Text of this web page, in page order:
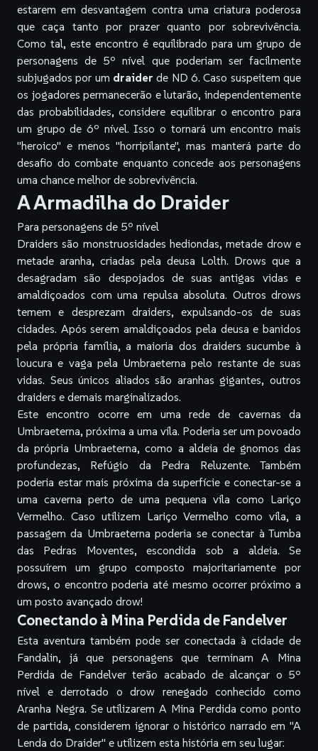
estarem em desvantagem contra uma criatura poderosa
que caça tanto por prazer quanto por sobrevivência.
Como tal, este encontro é equilibrado para um grupo de
personagens de 5º nível que poderiam ser facilmente
subjugados por um draider de ND 6. Caso suspeitem que
os jogadores permanecerão e lutarão, independentemente
das probabilidades, considere equilibrar o encontro para
um grupo de 6º nível. Isso o tornará um encontro mais
"heroico" e menos "horripilante", mas manterá parte do
desafio do combate enquanto concede aos personagens
uma chance melhor de sobrevivência.
A Armadilha do Draider
Para personagens de 5º nível
Draiders são monstruosidades hediondas, metade drow e
metade aranha, criadas pela deusa Lolth. Drows que a
desagradam são despojados de suas antigas vidas e
amaldiçoados com uma repulsa absoluta. Outros drows
temem e desprezam draiders, expulsando-os de suas
cidades. Após serem amaldiçoados pela deusa e banidos
pela própria família, a maioria dos draiders sucumbe à
loucura e vaga pela Umbraeterna pelo restante de suas
vidas. Seus únicos aliados são aranhas gigantes, outros
draiders e demais marginalizados.
Este encontro ocorre em uma rede de cavernas da
Umbraeterna, próxima a uma vila. Poderia ser um povoado
da própria Umbraeterna, como a aldeia de gnomos das
profundezas, Refúgio da Pedra Reluzente. Também
poderia estar mais próxima da superfície e conectar-se a
uma caverna perto de uma pequena vila como Lariço
Vermelho. Caso utilizem Lariço Vermelho como vila, a
passagem da Umbraeterna poderia se conectar à Tumba
das Pedras Moventes, escondida sob a aldeia. Se
possuírem um grupo composto majoritariamente por
drows, o encontro poderia até mesmo ocorrer próximo a
um posto avançado drow!
Conectando à Mina Perdida de Fandelver
Esta aventura também pode ser conectada à cidade de
Fandalin, já que personagens que terminamA Mina
Perdida de Fandelver terão acabado de alcançar o 5º
nível e derrotado o drow renegado conhecido como
Aranha Negra. Se utilizarem A Mina Perdida como ponto
de partida, considerem ignorar o histórico narrado em "A
Lenda do Draider" e utilizem esta história em seu lugar: